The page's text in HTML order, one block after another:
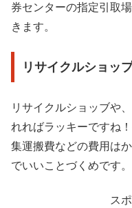
券センターの指定引取
きます。
リサイクルショッ
リサイクルショッブや
れればラッキーですね
集運搬費などの費用は
でいいことづくめです。
ス